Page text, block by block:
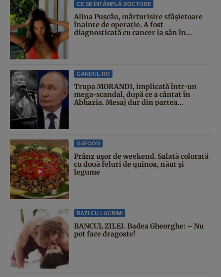
CE SE ÎNTÂMPLĂ DOCTORE
Alina Pușcău, mărturisire sfâșietoare
înainte de operație. A fost
diagnosticată cu cancer la sân în...
GANDUL.RO
Trupa MORANDI, implicată într-un
mega-scandal, după ce a cântat în
Abhazia. Mesaj dur din partea...
G4FOOD
Prânz ușor de weekend. Salată colorată
cu două feluri de quinoa, năut și
legume
RAZI CU LACRIMI
BANCUL ZILEI. Badea Gheorghe: – Nu
pot face dragoste!